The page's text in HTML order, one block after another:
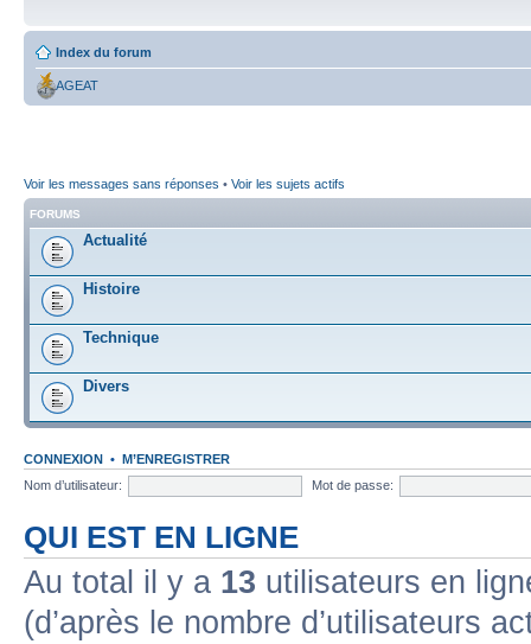
Index du forum
AGEAT
Voir les messages sans réponses • Voir les sujets actifs
FORUMS
Actualité
Histoire
Technique
Divers
CONNEXION • M’ENREGISTRER
Nom d’utilisateur:
Mot de passe:
QUI EST EN LIGNE
Au total il y a 13 utilisateurs en
(d’après le nombre d’utilisateurs